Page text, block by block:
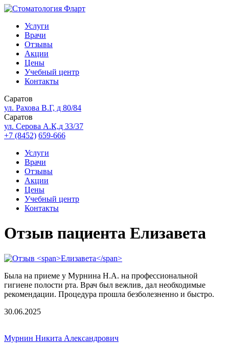
Услуги
Врачи
Отзывы
Акции
Цены
Учебный центр
Контакты
Саратов
ул. Рахова В.Г, д 80/84
Саратов
ул. Серова А.К,д 33/37
+7 (8452) 659-666
Услуги
Врачи
Отзывы
Акции
Цены
Учебный центр
Контакты
Отзыв пациента Елизавета
Была на приеме у Мурнина Н.А. на профессиональной
гигиене полости рта. Врач был вежлив, дал необходимые
рекомендации. Процедура прошла безболезненно и быстро.
30.06.2025
Мурнин Никита Александрович